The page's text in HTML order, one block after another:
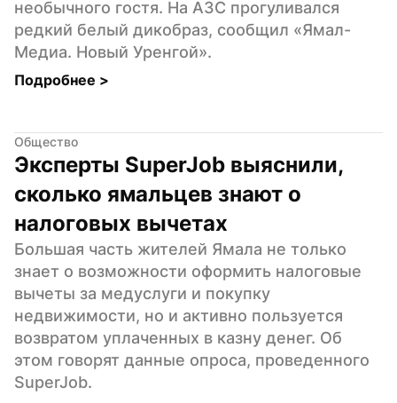
необычного гостя. На АЗС прогуливался
редкий белый дикобраз, сообщил «Ямал-
Медиа. Новый Уренгой».
Подробнее >
Общество
Эксперты SuperJob выяснили,
сколько ямальцев знают о
налоговых вычетах
Большая часть жителей Ямала не только
знает о возможности оформить налоговые
вычеты за медуслуги и покупку
недвижимости, но и активно пользуется
возвратом уплаченных в казну денег. Об
этом говорят данные опроса, проведенного
SuperJob.